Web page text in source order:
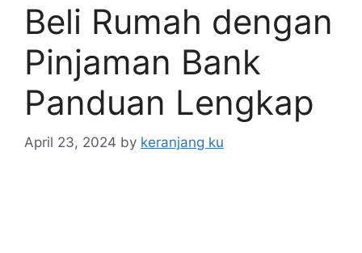
Beli Rumah dengan
Pinjaman Bank
Panduan Lengkap
April 23, 2024 by keranjang ku